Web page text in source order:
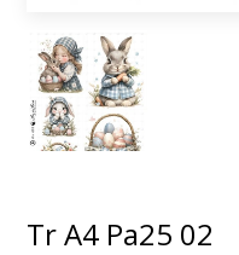
Tr A4 Pa25 02